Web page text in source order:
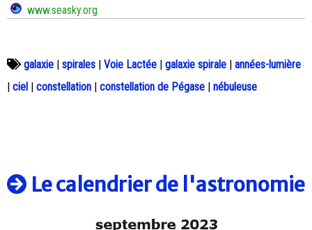
www.seasky.org
galaxie | spirales | Voie Lactée | galaxie spirale | années-lumière
| ciel | constellation | constellation de Pégase | nébuleuse
Le calendrier de l'astronomie